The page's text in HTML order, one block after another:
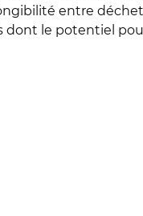
entre
le potentiel